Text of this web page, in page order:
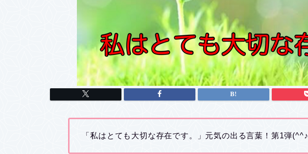
「私はとても大切な存在です。」元気の出る言葉！第1弾(^^♪